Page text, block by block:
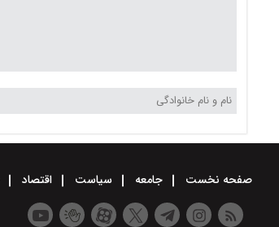
صفحه نخست جامعه سیاست اقتصاد